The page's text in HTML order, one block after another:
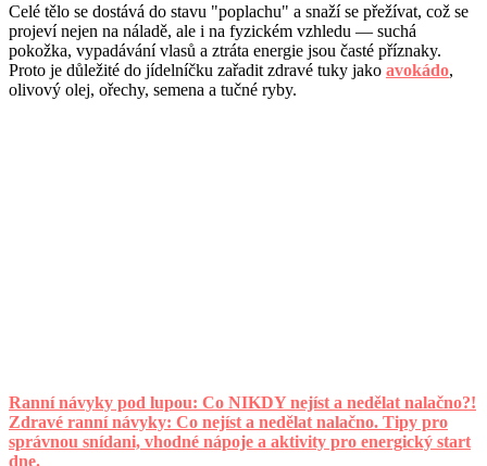
Celé tělo se dostává do stavu "poplachu" a snaží se přežívat, což se
projeví nejen na náladě, ale i na fyzickém vzhledu — suchá
pokožka, vypadávání vlasů a ztráta energie jsou časté příznaky.
Proto je důležité do jídelníčku zařadit zdravé tuky jako avokádo,
olivový olej, ořechy, semena a tučné ryby.
Ranní návyky pod lupou: Co NIKDY nejíst a nedělat nalačno?!
Zdravé ranní návyky: Co nejíst a nedělat nalačno. Tipy pro
správnou snídani, vhodné nápoje a aktivity pro energický start
dne.